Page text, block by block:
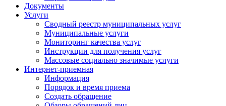
Документы
Услуги
Сводный реестр муниципальных услуг
Муниципальные услуги
Мониторинг качества услуг
Инструкции для получения услуг
Массовые социально значимые услуги
Интернет-приемная
Информация
Порядок и время приема
Создать обращение